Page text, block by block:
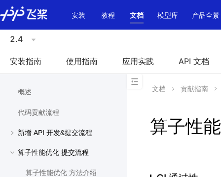
\u200E
安装
教程 文档 模型库 产品全景
2.4
安装指南 使用指南 应用实践 API 文档
概述
代码贡献流程
新增 API 开发&提交流程
算子性能优化 提交流程
算子性能优化 方法介绍
文档 贡献指南
算子性